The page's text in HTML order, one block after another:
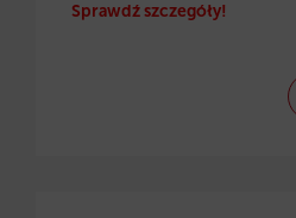
Sprawdź szczegóły!